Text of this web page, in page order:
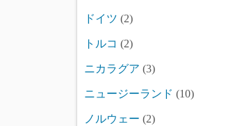
ドイツ (2)
トルコ (2)
ニカラグア (3)
ニュージーランド (10)
ノルウェー (2)